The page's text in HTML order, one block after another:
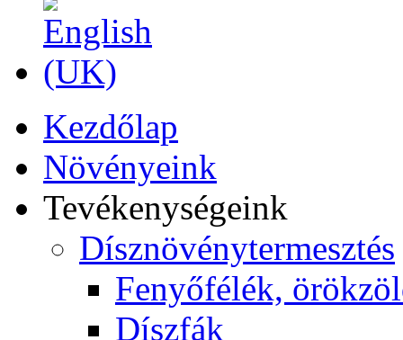
Kezdőlap
Növényeink
Tevékenységeink
Dísznövénytermesztés
Fenyőfélék,
Díszfák